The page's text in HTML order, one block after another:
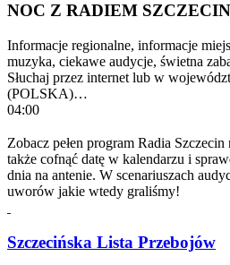
NOC Z RADIEM SZCZECIN
Informacje regionalne, informacje
muzyka, ciekawe audycje, świetna
Słuchaj przez internet lub w
(POLSKA)…
04:00
Zobacz pełen program Radia
także cofnąć datę w kalendarzu i
dnia na antenie. W scenariuszach
uworów jakie wtedy graliśmy!
Szczecińska Lista Przebojów